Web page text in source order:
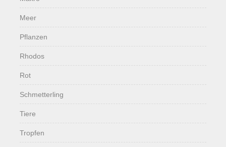
Meer
Pflanzen
Rhodos
Rot
Schmetterling
Tiere
Tropfen